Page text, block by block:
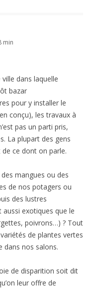
min
dans laquelle
bazar
pour y installer le
conçu), les travaux à
pas un parti pris,
La plupart des gens
ce dont on parle.
mangues ou des
de nos potagers ou
des lustres
exotiques que le
poivrons…) ? Tout
de plantes vertes
dans nos salons.
de disparition soit dit
leur offre de